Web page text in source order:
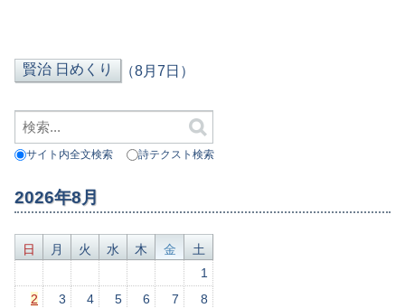
（8月7日）
サイト内全文検索 詩テクスト検索
2026年8月
日 月 火 水 木 金
土
1
2
3 4 5 6 7
8